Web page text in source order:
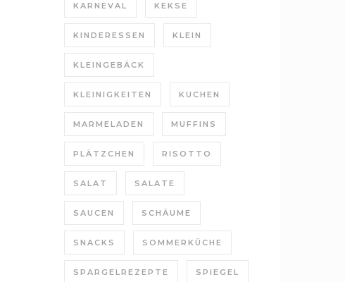
KARNEVAL KEKSE
KINDERESSEN KLEIN
KLEINGEBÄCK
KLEINIGKEITEN KUCHEN
MARMELADEN MUFFINS
PLÄTZCHEN RISOTTO
SALAT SALATE
SAUCEN SCHÄUME
SNACKS SOMMERKÜCHE
SPARGELREZEPTE SPIEGEL